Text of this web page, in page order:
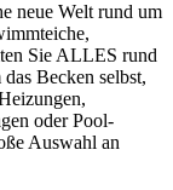
neue Welt rund um
Sie ALLES rund
Becken selbst,
oder Pool-
Auswahl an